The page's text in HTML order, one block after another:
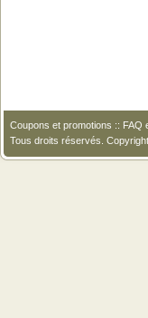
Coupons et promotions :: FAQ
Tous droits réservés.